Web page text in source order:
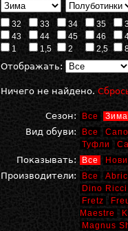
32 33 34 35
43
44 45 46
1
1,5 2 2,5
Отображать:
Ничего не найдено.
Сезон: Все Зима
Вид обуви: Все
Туфли
Показывать: Все
Производители: Все
Dino Ricci
Fretz
Maestre
Magnus